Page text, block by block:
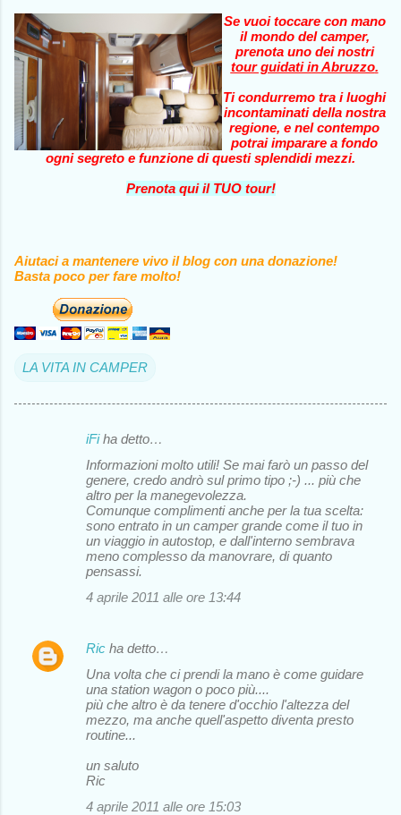
Se vuoi toccare con mano
il mondo del camper,
prenota uno dei nostri
tour guidati in Abruzzo.
Ti condurremo tra i luoghi
incontaminati della nostra
regione, e nel contempo
potrai imparare a fondo
ogni segreto e funzione di questi splendidi mezzi.
Prenota qui il TUO tour!
Aiutaci a mantenere vivo il blog con una donazione!
Basta poco per fare molto!
LA VITA IN CAMPER
iFiha detto…
Informazioni molto utili! Se mai farò un passo del
genere, credo andrò sul primo tipo ;-) ... più che
altro per la manegevolezza.
Comunque complimenti anche per la tua scelta:
sono entrato in un camper grande come il tuo in
un viaggio in autostop, e dall'interno sembrava
meno complesso da manovrare, di quanto
pensassi.
4 aprile 2011 alle ore 13:44
Ric ha detto…
Una volta che ci prendi la mano è come guidare
una station wagon o poco più....
più che altro è da tenere d'occhio l'altezza del
mezzo, ma anche quell'aspetto diventa presto
routine...
un saluto
Ric
4 aprile 2011 alle ore 15:03